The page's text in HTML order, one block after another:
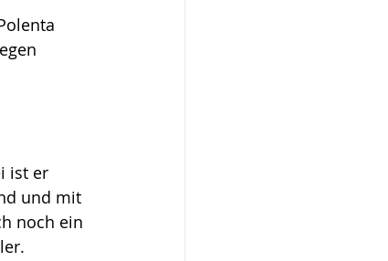
ist er
und mit
noch ein